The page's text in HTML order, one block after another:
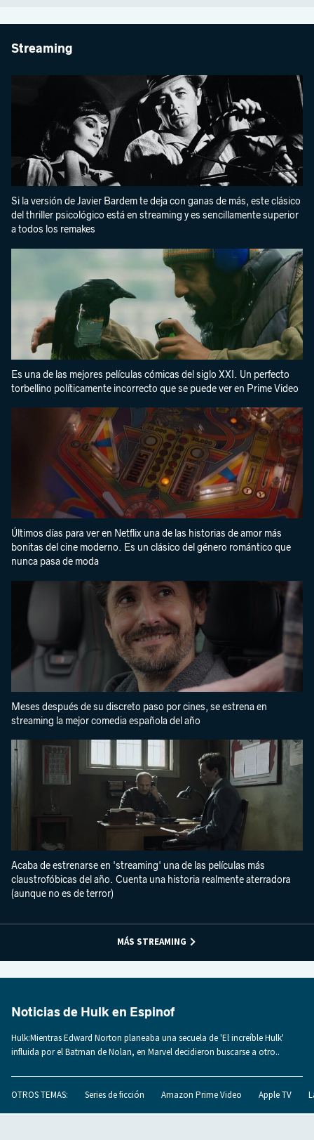
Streaming
Si la versión de Javier Bardem te deja con ganas de más, este clásico
del thriller psicológico está en streaming y es sencillamente superior
a todos los remakes
Es una de las mejores películas cómicas del siglo XXI. Un perfecto
torbellino políticamente incorrecto que se puede ver en Prime Video
Últimos días para ver en Netflix una de las historias de amor más
bonitas del cine moderno. Es un clásico del género romántico que
nunca pasa de moda
Meses después de su discreto paso por cines, se estrena en
streaming la mejor comedia española del año
Acaba de estrenarse en 'streaming' una de las películas más
claustrofóbicas del año. Cuenta una historia realmente aterradora
(aunque no es de terror)
MÁS STREAMING
Noticias de Hulk en Espinof
Hulk:Mientras Edward Norton planeaba una secuela de 'El increíble Hulk'
influida por el Batman de Nolan, en Marvel decidieron buscarse a otro..
OTROS TEMAS: Series de ficción Amazon Prime Video Apple TV